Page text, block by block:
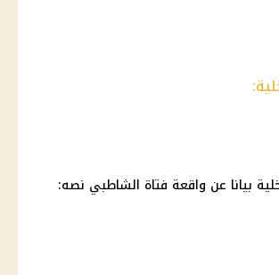
بيانا عن واقعة فتاة الشاطبي نصه: